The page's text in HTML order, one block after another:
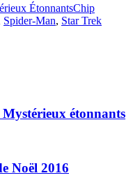
ÉtonnantsÉtiquettes
Chip
Spider-Man, Star Trek
Mystérieux étonnants
Noël 2016